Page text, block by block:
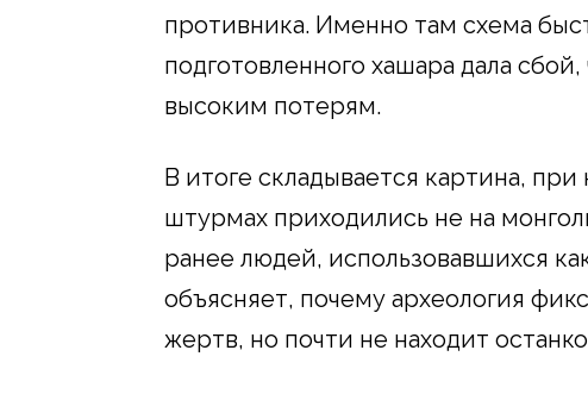
противника. Именно там схема
подготовленного хашара дала
высоким потерям.
В итоге складывается картина,
штурмах приходились не на
ранее людей, использовавшихся
объясняет, почему археология
жертв, но почти не находит